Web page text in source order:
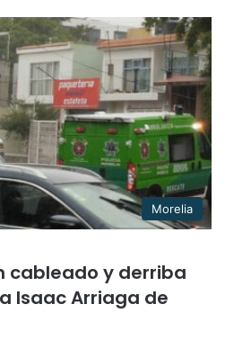
Morelia
cableado y derriba
Isaac Arriaga de